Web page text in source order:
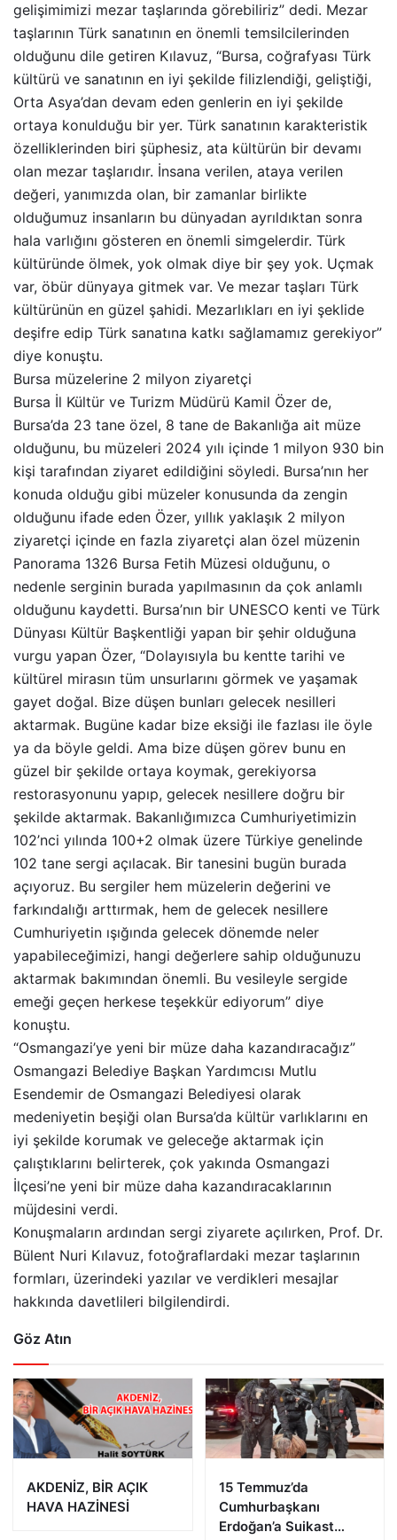
gelişimimizi mezar taşlarında görebiliriz” dedi. Mezar
taşlarının Türk sanatının en önemli temsilcilerinden
olduğunu dile getiren Kılavuz, “Bursa, coğrafyası Türk
kültürü ve sanatının en iyi şekilde filizlendiği, geliştiği,
Orta Asya’dan devam eden genlerin en iyi şekilde
ortaya konulduğu bir yer. Türk sanatının karakteristik
özelliklerinden biri şüphesiz, ata kültürün bir devamı
olan mezar taşlarıdır. İnsana verilen, ataya verilen
değeri, yanımızda olan, bir zamanlar birlikte
olduğumuz insanların bu dünyadan ayrıldıktan sonra
hala varlığını gösteren en önemli simgelerdir. Türk
kültüründe ölmek, yok olmak diye bir şey yok. Uçmak
var, öbür dünyaya gitmek var. Ve mezar taşları Türk
kültürünün en güzel şahidi. Mezarlıkları en iyi şeklide
deşifre edip Türk sanatına katkı sağlamamız gerekiyor”
diye konuştu.
Bursa müzelerine 2 milyon ziyaretçi
Bursa İl Kültür ve Turizm Müdürü Kamil Özer de,
Bursa’da 23 tane özel, 8 tane de Bakanlığa ait müze
olduğunu, bu müzeleri 2024 yılı içinde 1 milyon 930 bin
kişi tarafından ziyaret edildiğini söyledi. Bursa’nın her
konuda olduğu gibi müzeler konusunda da zengin
olduğunu ifade eden Özer, yıllık yaklaşık 2 milyon
ziyaretçi içinde en fazla ziyaretçi alan özel müzenin
Panorama 1326 Bursa Fetih Müzesi olduğunu, o
nedenle serginin burada yapılmasının da çok anlamlı
olduğunu kaydetti. Bursa’nın bir UNESCO kenti ve Türk
Dünyası Kültür Başkentliği yapan bir şehir olduğuna
vurgu yapan Özer, “Dolayısıyla bu kentte tarihi ve
kültürel mirasın tüm unsurlarını görmek ve yaşamak
gayet doğal. Bize düşen bunları gelecek nesilleri
aktarmak. Bugüne kadar bize eksiği ile fazlası ile öyle
ya da böyle geldi. Ama bize düşen görev bunu en
güzel bir şekilde ortaya koymak, gerekiyorsa
restorasyonunu yapıp, gelecek nesillere doğru bir
şekilde aktarmak. Bakanlığımızca Cumhuriyetimizin
102’nci yılında 100+2 olmak üzere Türkiye genelinde
102 tane sergi açılacak. Bir tanesini bugün burada
açıyoruz. Bu sergiler hem müzelerin değerini ve
farkındalığı arttırmak, hem de gelecek nesillere
Cumhuriyetin ışığında gelecek dönemde neler
yapabileceğimizi, hangi değerlere sahip olduğunuzu
aktarmak bakımından önemli. Bu vesileyle sergide
emeği geçen herkese teşekkür ediyorum” diye
konuştu.
“Osmangazi’ye yeni bir müze daha kazandıracağız”
Osmangazi Belediye Başkan Yardımcısı Mutlu
Esendemir de Osmangazi Belediyesi olarak
medeniyetin beşiği olan Bursa’da kültür varlıklarını en
iyi şekilde korumak ve geleceğe aktarmak için
çalıştıklarını belirterek, çok yakında Osmangazi
İlçesi’ne yeni bir müze daha kazandıracaklarının
müjdesini verdi.
Konuşmaların ardından sergi ziyarete açılırken, Prof. Dr.
Bülent Nuri Kılavuz, fotoğraflardaki mezar taşlarının
formları, üzerindeki yazılar ve verdikleri mesajlar
hakkında davetlileri bilgilendirdi.
Göz Atın
AKDENİZ, BİR AÇIK
HAVA HAZİNESİ
15 Temmuz’da
Cumhurbaşkanı
Erdoğan’a Suikast